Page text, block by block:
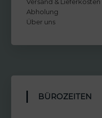
Abholung
Über uns
BÜROZEITEN